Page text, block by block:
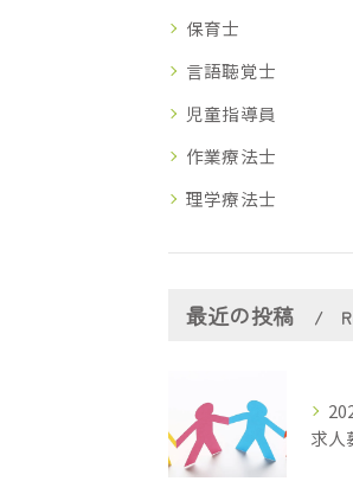
保育士
言語聴覚士
児童指導員
作業療法士
理学療法士
最近の投稿
求人